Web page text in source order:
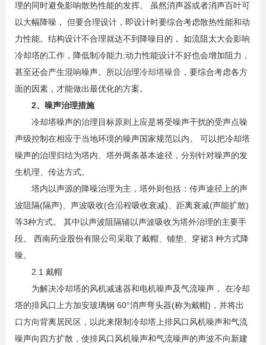
理的同时避免影响散热性能的发挥。 虽然消声器或者消声百叶可
以大幅降噪， 但要合理设计，即设计时要综合考虑散热性能和动
力性能。结构设计不合理就达不到降噪目的， 如流阻太大会影响
冷却塔的工作，降低制冷能力;动力性能设计不好也会增加阻力，
甚至还会产生混响噪声。所以治理冷却塔噪音 ，要综合考虑各方
面的因素，才能做出最优化的方案。
2、噪声治理措施
冷却塔噪声的治理目标原则上应是将受噪声干扰的受声点噪
声级控制在相应于当地环境的噪声国家规范以内。 可以把冷却塔
噪声的治理归结为塔内、塔外两条基本途径，分别针对噪声的发
生机理、传达方式。
塔内以声源的降噪治理为主，塔外则包括：传声途径上的声
波阻隔(隔声)、声波吸收(合沿程吸收衰减)、距离衰减(声能扩散)
等3种方式。 其中以声波阻隔辅以声波吸收为塔外治理的主要手
段。 西南药业股份有限公司采取了戴帽、铺垫、穿裙3 种方式降
噪。
2.1 戴帽
为解决冷却塔的风机减速器和电机噪声及气流噪声， 在冷却
塔的排风口上方加安玻璃钢 60°消声弯头器(称为戴帽)，并将出
口方向背离居民区，以此来限制冷却塔上排风口风机噪声和气流
噪声向四方扩散，使排风口风机噪声和气流噪声的声波不向新建